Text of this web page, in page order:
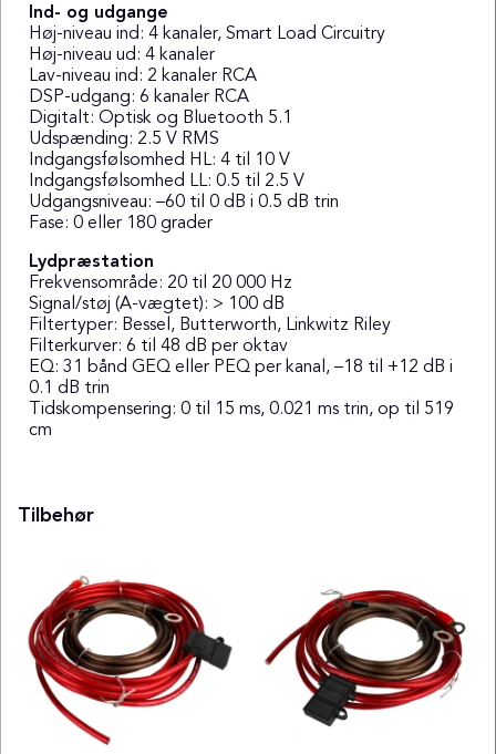
Ind- og udgange
Høj-niveau ind: 4 kanaler, Smart Load Circuitry
Høj-niveau ud: 4 kanaler
Lav-niveau ind: 2 kanaler RCA
DSP-udgang: 6 kanaler RCA
Digitalt: Optisk og Bluetooth 5.1
Udspænding: 2.5 V RMS
Indgangsfølsomhed HL: 4 til 10 V
Indgangsfølsomhed LL: 0.5 til 2.5 V
Udgangsniveau: –60 til 0 dB i 0.5 dB trin
Fase: 0 eller 180 grader
Lydpræstation
Frekvensområde: 20 til 20 000 Hz
Signal/støj (A-vægtet): > 100 dB
Filtertyper: Bessel, Butterworth, Linkwitz Riley
Filterkurver: 6 til 48 dB per oktav
EQ: 31 bånd GEQ eller PEQ per kanal, –18 til +12 dB i
0.1 dB trin
Tidskompensering: 0 til 15 ms, 0.021 ms trin, op til 519
cm
Tilbehør